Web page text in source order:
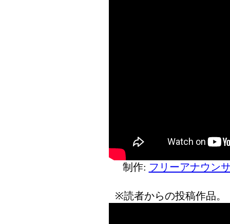
制作: フリーアナウン
※読者からの投稿作品